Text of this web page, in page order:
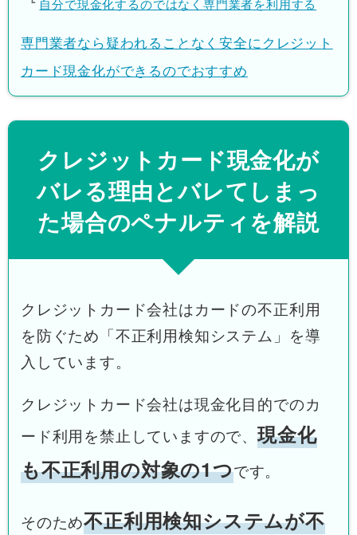
専門業者なら疑われることなく安全にクレジット
カード現金化ができるのでおすすめ
クレジットカード現金化が
バレる理由とバレてしまっ
た場合のペナルティを解説
クレジットカード会社はカードの不正利用
を防ぐため「不正利用検知システム」を導
入しています。
クレジットカード会社は現金化目的でのカ
ード利用を禁止していますので、現金化
も不正利用の対象の1つです。
そのため不正利用検知システムが不